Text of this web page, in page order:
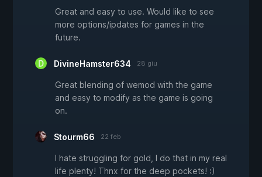
Great and easy to use. Would like to see
more options/ipdates for games in the
future.
DivineHamster634 28 giu
Great blending of wemod with the game
and easy to modify as the game is going
on.
Stourm66 22 feb
I hate struggling for gold, I do that in my real
life plenty! Thnx for the deep pockets! :)